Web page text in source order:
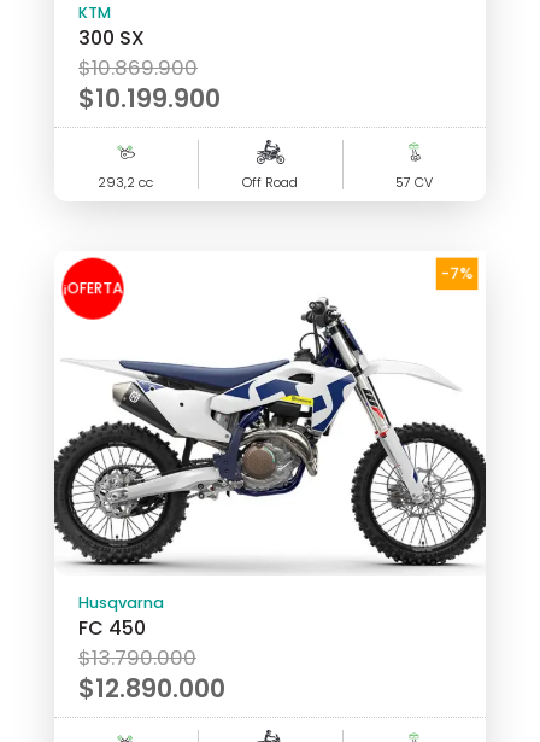
KTM
300 SX
$10.869.900El
precio
original
$10.869.900.
$10.199.900
El
precio
actual
$10.199.900.
293,2 cc Off Road 57 CV
-7%
¡OFERTA
Husqvarna
FC 450
$13.790.000El
precio
original
$12.890.000
El